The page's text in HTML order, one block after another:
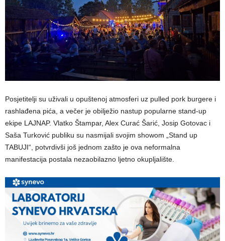
Posjetitelji su uživali u opuštenoj atmosferi uz pulled pork burgere i
rashlađena pića, a večer je obilježio nastup popularne stand-up
ekipe LAJNAP. Vlatko Štampar, Alex Curać Šarić, Josip Gotovac i
Saša Turković publiku su nasmijali svojim showom „Stand up
TABUJI“, potvrdivši još jednom zašto je ova neformalna
manifestacija postala nezaobilazno ljetno okupljalište.